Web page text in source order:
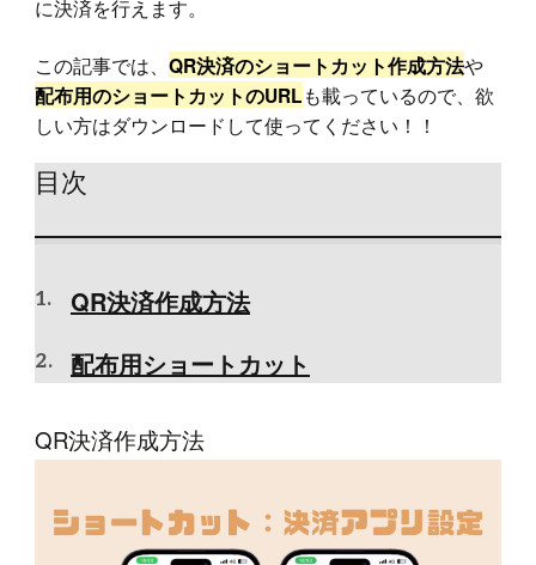
に決済を行えます。
この記事では、 QR決済のショートカット作成方法や
配布用のショートカットのURLも載っているので、欲
しい方はダウンロードして使ってください！！
目次
QR決済作成方法
配布用ショートカット
QR決済作成方法